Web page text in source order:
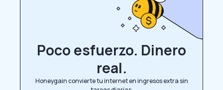
Poco esfuerzo. Dinero
real.
Honeygain convierte tu internet en ingresos extra sin